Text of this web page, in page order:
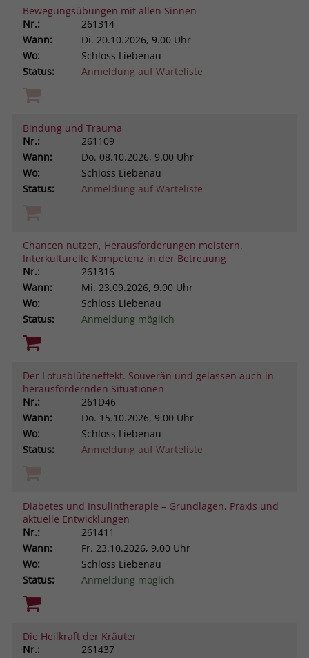
Bewegungsübungen mit allen Sinnen
Nr.:
261314
Wann:
Di. 20.10.2026, 9.00 Uhr
Wo:
Schloss Liebenau
Status:
Anmeldung auf Warteliste
Bindung und Trauma
Nr.:
261109
Wann:
Do. 08.10.2026, 9.00 Uhr
Wo:
Schloss Liebenau
Status:
Anmeldung auf Warteliste
Chancen nutzen, Herausforderungen meistern.
Interkulturelle Kompetenz in der Betreuung
Nr.:
261316
Wann:
Mi. 23.09.2026, 9.00 Uhr
Wo:
Schloss Liebenau
Status:
Anmeldung möglich
Der Lotusblüteneffekt. Souverän und gelassen auch in
herausfordernden Situationen
Nr.:
261D46
Wann:
Do. 15.10.2026, 9.00 Uhr
Wo:
Schloss Liebenau
Status:
Anmeldung auf Warteliste
Diabetes und Insulintherapie – Grundlagen, Praxis und
aktuelle Entwicklungen
Nr.:
261411
Wann:
Fr. 23.10.2026, 9.00 Uhr
Wo:
Schloss Liebenau
Status:
Anmeldung möglich
Die Heilkraft der Kräuter
Nr.:
261437